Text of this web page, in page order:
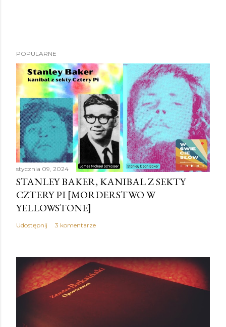
POPULARNE
stycznia 09, 2024
STANLEY BAKER, KANIBAL Z SEKTY
CZTERY PI [MORDERSTWO W
YELLOWSTONE]
Udostępnij 3 komentarze